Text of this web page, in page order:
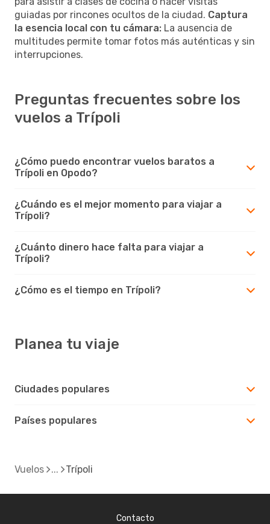
guiadas por rincones ocultos de la ciudad. Captura
la esencia local con tu cámara: La ausencia de
multitudes permite tomar fotos más auténticas y sin
interrupciones.
Preguntas frecuentes sobre los
vuelos a Trípoli
¿Cómo puedo encontrar vuelos baratos a
Trípoli en Opodo?
¿Cuándo es el mejor momento para viajar a
Trípoli?
¿Cuánto dinero hace falta para viajar a
Trípoli?
¿Cómo es el tiempo en Trípoli?
Planea tu viaje
Ciudades populares
Países populares
Vuelos Trípoli
Contacto